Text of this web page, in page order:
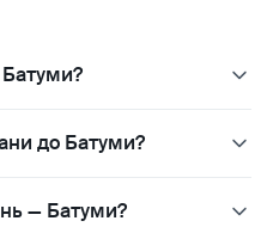
до Батуми?
— Батуми?